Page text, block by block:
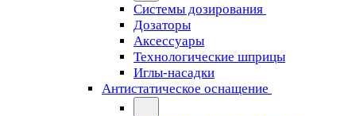
Системы дозирования
Дозаторы
Аксессуары
Технологические шприцы
Иглы-насадки
Антистатическое оснащение